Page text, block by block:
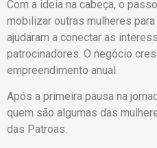
Com a ideia na cabeça, o
mobilizar outras mulheres
ajudaram a conectar as
patrocinadores. O negócio
empreendimento anual.
Após a primeira pausa na
quem são algumas das
das Patroas.